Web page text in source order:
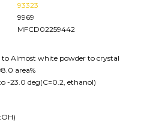
93323
9969
MFCD02259442
Almost white powder to crystal
area%
-23.0 deg(C=0.2, ethanol)